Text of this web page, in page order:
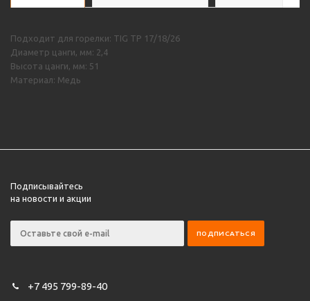
Подходит для горелки: TIG TP 17/18/26
Диаметр цанги, мм: 2,4
Высота цанги, мм: 51
Материал: Медь
Подписывайтесь
на новости и акции
+7 495 799-89-40